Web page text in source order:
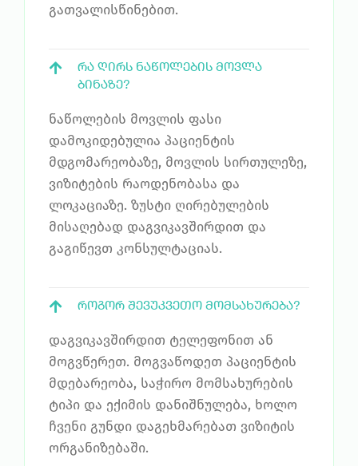
გათვალისწინებით.
ᲠᲐ ᲦᲘᲠᲡ ᲜᲐᲬᲝᲚᲔᲑᲘᲡ ᲛᲝᲕᲚᲐ
ᲑᲘᲜᲐᲖᲔ?
ნაწოლების მოვლის ფასი
დამოკიდებულია პაციენტის
მდგომარეობაზე, მოვლის სირთულეზე,
ვიზიტების რაოდენობასა და
ლოკაციაზე. ზუსტი ღირებულების
მისაღებად დაგვიკავშირდით და
გაგიწევთ კონსულტაციას.
ᲠᲝᲒᲝᲠ ᲨᲔᲕᲣᲙᲕᲔᲗᲝ ᲛᲝᲛᲡᲐᲮᲣᲠᲔᲑᲐ?
დაგვიკავშირდით ტელეფონით ან
მოგვწერეთ. მოგვაწოდეთ პაციენტის
მდებარეობა, საჭირო მომსახურების
ტიპი და ექიმის დანიშნულება, ხოლო
ჩვენი გუნდი დაგეხმარებათ ვიზიტის
ორგანიზებაში.